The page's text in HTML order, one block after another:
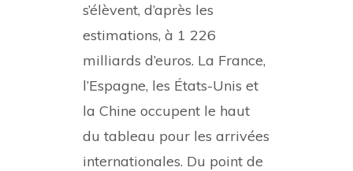
s’élèvent, d’après les
estimations, à 1 226
milliards d’euros. La France,
l’Espagne, les États-Unis et
la Chine occupent le haut
du tableau pour les arrivées
internationales. Du point de